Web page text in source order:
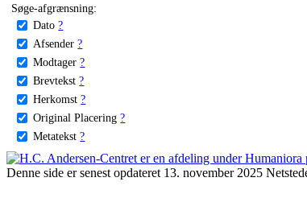
Søge-afgrænsning:
Dato ?
Afsender ?
Modtager ?
Brevtekst ?
Herkomst ?
Original Placering ?
Metatekst ?
Denne side er senest opdateret 13. november 2025